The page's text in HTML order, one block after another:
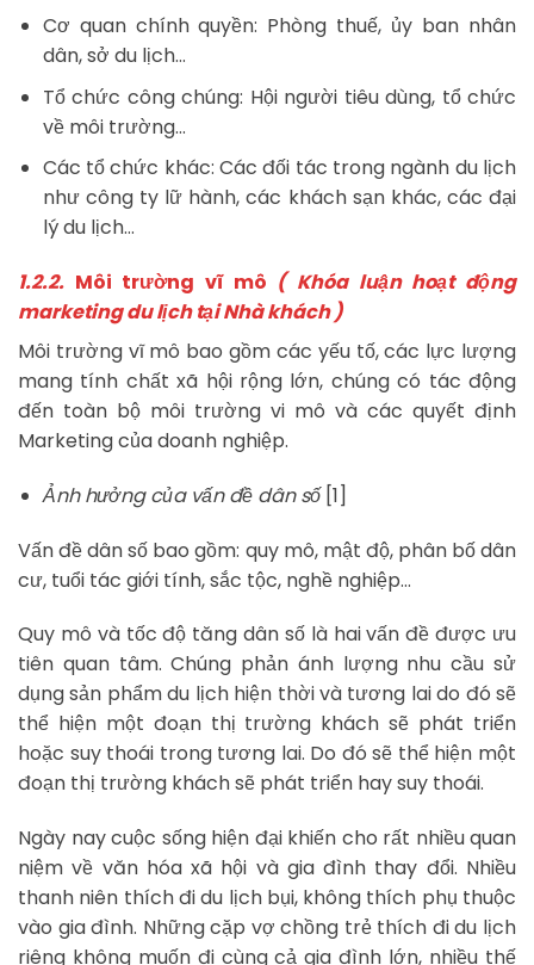
Cơ quan chính quyền: Phòng thuế, ủy ban nhân
dân, sở du lịch…
Tổ chức công chúng: Hội người tiêu dùng, tổ chức
về môi trường…
Các tổ chức khác: Các đối tác trong ngành du lịch
như công ty lữ hành, các khách sạn khác, các đại
lý du lịch…
1.2.2. Môi trường vĩ mô ( Khóa luận hoạt động
marketing du lịch tại Nhà khách )
Môi trường vĩ mô bao gồm các yếu tố, các lực lượng
mang tính chất xã hội rộng lớn, chúng có tác động
đến toàn bộ môi trường vi mô và các quyết định
Marketing của doanh nghiệp.
Ảnh hưởng của vấn đề dân số [1]
Vấn đề dân số bao gồm: quy mô, mật độ, phân bố dân
cư, tuổi tác giới tính, sắc tộc, nghề nghiệp…
Quy mô và tốc độ tăng dân số là hai vấn đề được ưu
tiên quan tâm. Chúng phản ánh lượng nhu cầu sử
dụng sản phẩm du lịch hiện thời và tương lai do đó sẽ
thể hiện một đoạn thị trường khách sẽ phát triển
hoặc suy thoái trong tương lai. Do đó sẽ thể hiện một
đoạn thị trường khách sẽ phát triển hay suy thoái.
Ngày nay cuộc sống hiện đại khiến cho rất nhiều quan
niệm về văn hóa xã hội và gia đình thay đổi. Nhiều
thanh niên thích đi du lịch bụi, không thích phụ thuộc
vào gia đình. Những cặp vợ chồng trẻ thích đi du lịch
riêng không muốn đi cùng cả gia đình lớn, nhiều thế